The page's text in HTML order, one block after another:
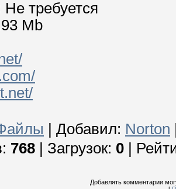
Не требуется
Mb
Добавил: Norton
: 768 Загрузок: 0
Добавлять комментарии